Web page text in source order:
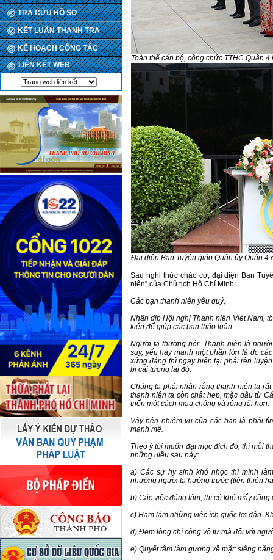
TRA CỨU HỒ SƠ
KẾT LUẬN THANH TRA
KẾ HOẠCH CÔNG TÁC
LIÊN KẾT WEB
Toàn thể cán bộ, công chức TTHC Quận 4
Đại diện Ban Tuyên giáo Quận ủy Quận 4
Sau nghi thức chào cờ, đại diện Ban
niên” của Chủ tịch Hồ Chí Minh:
Các bạn thanh niên yêu quý,
Nhân dịp Hội nghị Thanh niên Việt Nam,
kiến để giúp các bạn thảo luận:
Người ta thường nói: Thanh niên là
suy, yếu hay mạnh một phần lớn là do
xứng đáng thì ngay hiện tại phải rèn
bị cái tương lai đó.
Chúng ta phải nhận rằng thanh niên ta
thanh niên ta còn chật hẹp, mặc dầu từ
triển một cách mau chóng và rộng rãi hơn.
Vậy nên nhiệm vụ của các bạn là phải
mạnh mẽ.
Theo ý tôi muốn đạt mục đích đó, thì mỗi
những điều sau này:
a) Các sự hy sinh khó nhọc thì mình
nhường người ta hưởng trước (tiên thiên
b) Các việc đáng làm, thì có khó mấy
c) Ham làm những việc ích quốc lợi dân.
d) Đem lòng chí công vô tư mà đối với
e) Quyết tâm làm gương về mặt: siêng